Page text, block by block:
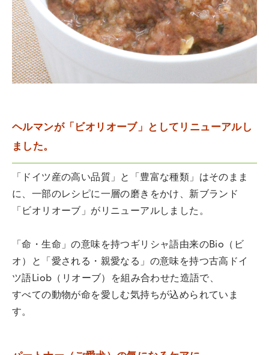
ヘルマンが「ビオリオーブ」としてリニューアルし
ました。
「ドイツ産の高い品質」と「豊富な種類」はそのまま
に、一部のレシピに一層の磨きをかけ、新ブランド
「ビオリオーブ」がリニューアルしました。
「命・生命」の意味を持つギリシャ語由来のBio（ビ
オ）と「愛される・親愛なる」の意味を持つ古高ドイ
ツ語Liob（リオーブ）を組み合わせた造語で、
すべての動物が命を愛しむ気持ちが込められていま
す。